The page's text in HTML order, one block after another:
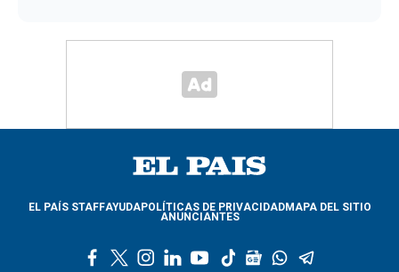
EL PAÍS STAFFAYUDAPOLÍTICAS DE PRIVACIDADMAPA DEL SITIO
ANUNCIANTES
l
y
t
g
w